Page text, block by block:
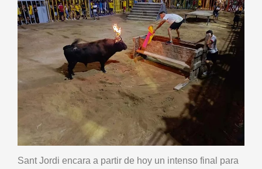
Sant Jordi encara a partir de hoy un intenso final para